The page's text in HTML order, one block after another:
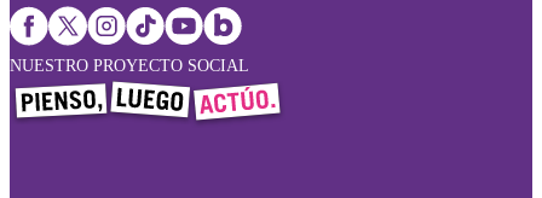
NUESTRO PROYECTO SOCIAL